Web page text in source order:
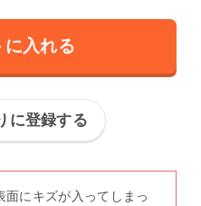
に入れる
に登録する
面にキズが入ってしまっ